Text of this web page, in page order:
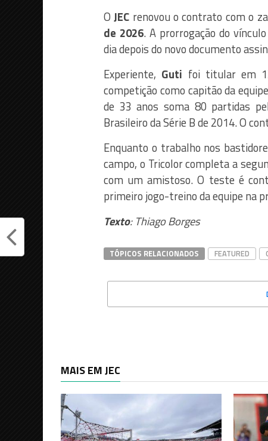
OJEC renovou o contrato com o
de 2026. A prorrogação do
dia depois do novo documento
Experiente, Guti foi titular em
competição como capitão da
de 33 anos soma 80 partidas
Brasileiro da Série B de 2014. O
Enquanto o trabalho nos
campo, o Tricolor completa a
com um amistoso. O teste é
primeiro jogo-treino da equipe na
Texto: Thiago Borges
TÓPICOS RELACIONADOS FEATURED
MAIS EM JEC